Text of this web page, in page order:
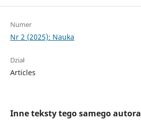
Numer
Nr 2 (2025): Nauka
Dział
Articles
Inne teksty tego samego autora